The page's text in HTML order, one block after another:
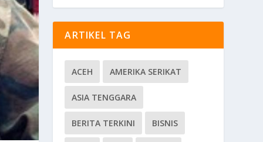
ARTIKEL TAG
ACEH AMERIKA SERIKAT
ASIA TENGGARA
BERITA TERKINI BISNIS